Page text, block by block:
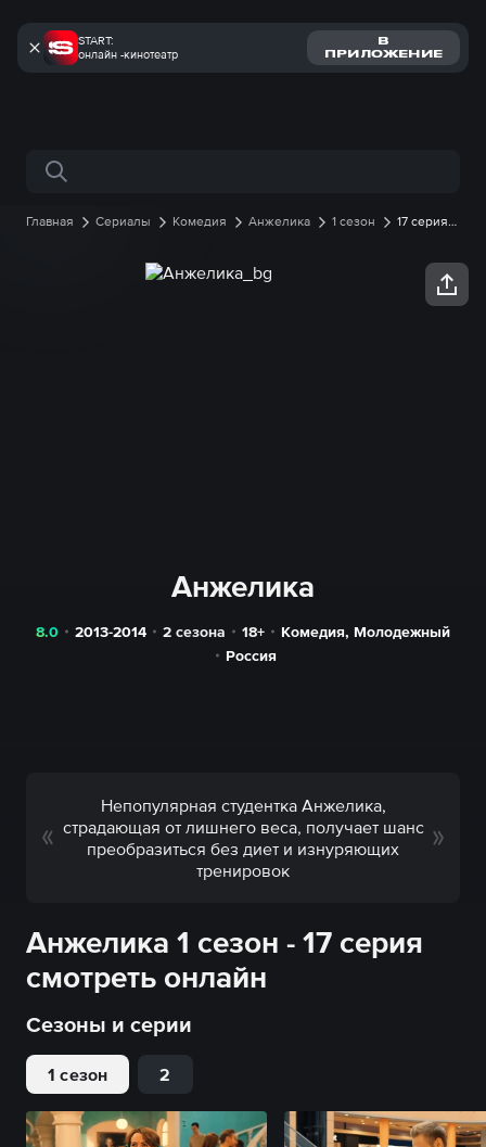
START:
онлайн -кинотеатр
В
ПРИЛОЖЕНИЕ
Поиск по сайту
Главная Сериалы Комедия Анжелика 1 сезон
17 серия
Анжелика
8.0 2013-2014 2 сезона 18+ Комедия, Молодежный
Россия
Непопулярная студентка Анжелика,
страдающая от лишнего веса, получает шанс
преобразиться без диет и изнуряющих
тренировок
Анжелика 1 сезон - 17 серия
смотреть онлайн
Сезоны и серии
1 сезон 2